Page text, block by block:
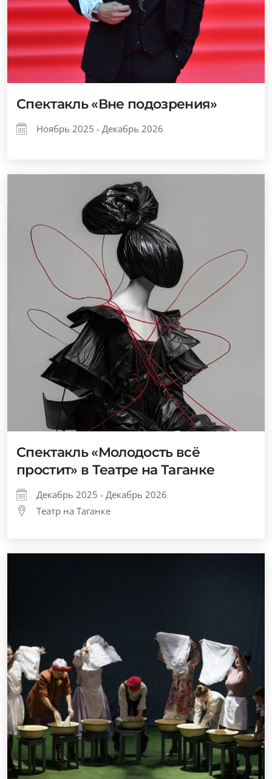
Спектакль «Вне подозрения»
Ноябрь 2025 - Декабрь 2026
Спектакль «Молодость всё
простит» в Театре на Таганке
Декабрь 2025 - Декабрь 2026
Театр на Таганке